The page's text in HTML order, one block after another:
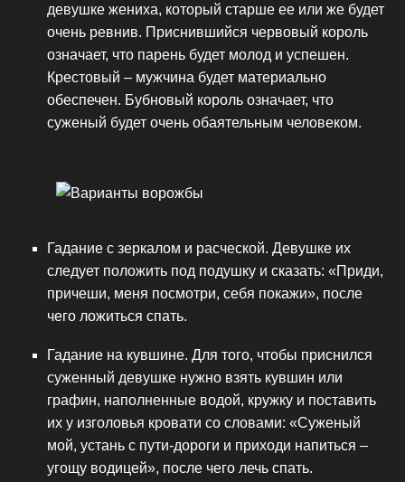
девушке жениха, который старше ее или же будет
очень ревнив. Приснившийся червовый король
означает, что парень будет молод и успешен.
Крестовый – мужчина будет материально
обеспечен. Бубновый король означает, что
суженый будет очень обаятельным человеком.
Гадание с зеркалом и расческой. Девушке их
следует положить под подушку и сказать: «Приди,
причеши, меня посмотри, себя покажи», после
чего ложиться спать.
Гадание на кувшине. Для того, чтобы приснился
суженный девушке нужно взять кувшин или
графин, наполненные водой, кружку и поставить
их у изголовья кровати со словами: «Суженый
мой, устань с пути-дороги и приходи напиться –
угощу водицей», после чего лечь спать.